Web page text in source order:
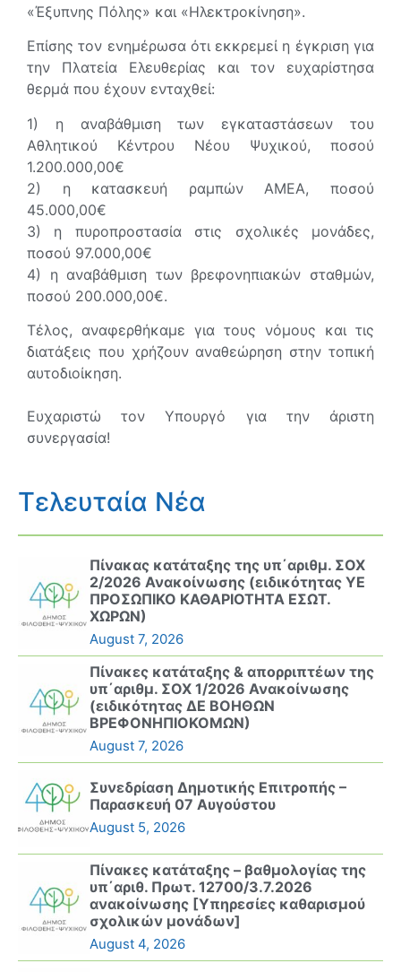
«Έξυπνης Πόλης» και «Ηλεκτροκίνηση».
Επίσης τον ενημέρωσα ότι εκκρεμεί η έγκριση για
την Πλατεία Ελευθερίας και τον ευχαρίστησα
θερμά που έχουν ενταχθεί:
1) η αναβάθμιση των εγκαταστάσεων του
Αθλητικού Κέντρου Νέου Ψυχικού, ποσού
1.200.000,00€
2) η κατασκευή ραμπών ΑΜΕΑ, ποσού
45.000,00€
3) η πυροπροστασία στις σχολικές μονάδες,
ποσού 97.000,00€
4) η αναβάθμιση των βρεφονηπιακών σταθμών,
ποσού 200.000,00€.
Τέλος, αναφερθήκαμε για τους νόμους και τις
διατάξεις που χρήζουν αναθεώρηση στην τοπική
αυτοδιοίκηση.
Ευχαριστώ τον Υπουργό για την άριστη
συνεργασία!
Τελευταία Νέα
Πίνακας κατάταξης της υπ΄αριθμ. ΣΟΧ
2/2026 Ανακοίνωσης (ειδικότητας ΥΕ
ΠΡΟΣΩΠΙΚΟ ΚΑΘΑΡΙΟΤΗΤΑ ΕΣΩΤ.
ΧΩΡΩΝ)
August 7, 2026
Πίνακες κατάταξης & απορριπτέων της
υπ΄αριθμ. ΣΟΧ 1/2026 Ανακοίνωσης
(ειδικότητας ΔΕ ΒΟΗΘΩΝ
ΒΡΕΦΟΝΗΠΙΟΚΟΜΩΝ)
August 7, 2026
Συνεδρίαση Δημοτικής Επιτροπής –
Παρασκευή 07 Αυγούστου
August 5, 2026
Πίνακες κατάταξης – βαθμολογίας της
υπ΄αριθ. Πρωτ. 12700/3.7.2026
ανακοίνωσης [Υπηρεσίες καθαρισμού
σχολικών μονάδων]
August 4, 2026